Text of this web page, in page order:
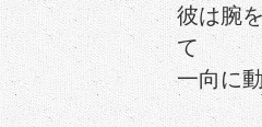
彼は腕
て
一向に